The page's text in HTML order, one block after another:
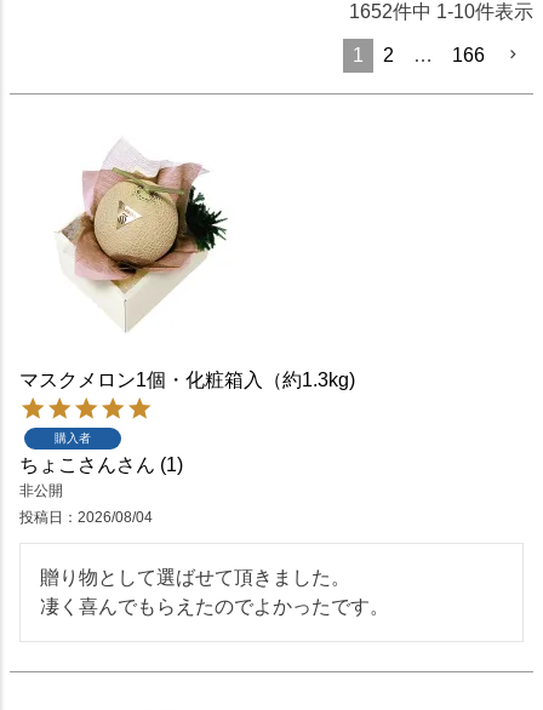
1652件中 1-10件表示
1 2 … 166
マスクメロン1個・化粧箱入（約1.3kg)
購入者
ちょこさん 1
非公開
投稿日
2026/08/04
贈り物として選ばせて頂きました。
凄く喜んでもらえたのでよかったです。